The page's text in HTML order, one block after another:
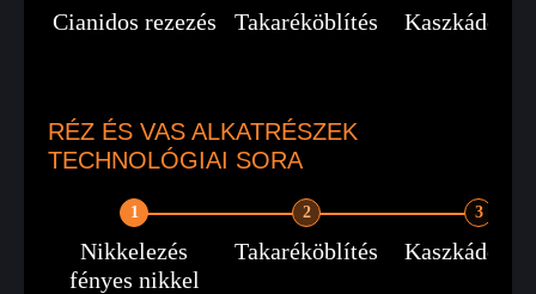
Cianidos rezezés Takaréköblítés
RÉZ ÉS VAS ALKATRÉSZEK
TECHNOLÓGIAI SORA
1
Nikkelezés
fényes nikkel
2
Takaréköblítés
3